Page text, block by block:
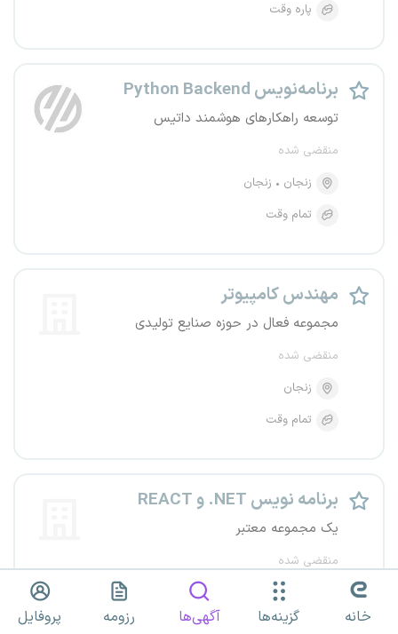
پاره وقت
برنامه‌نویس Python Backend
توسعه راهکارهای هوشمند داتیس
منقضی شده
زنجان
زنجان
تمام وقت
مهندس کامپیوتر
مجموعه فعال در حوزه صنایع تولیدی
منقضی شده
زنجان
تمام وقت
برنامه نویس NET. و REACT
یک مجموعه معتبر
منقضی شده
کل کشور
تمام وقت
خانه گزینه‌ها آگهی‌ها رزومه پروفایل